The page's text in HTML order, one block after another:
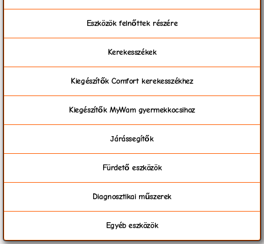
Eszközök felnőttek részére
Kerekesszékek
Kiegészítők Comfort kerekesszékhez
Kiegészítők MyWam gyermekkocsihoz
Járássegítők
Fürdető eszközök
Diagnosztikai műszerek
Egyéb eszközök